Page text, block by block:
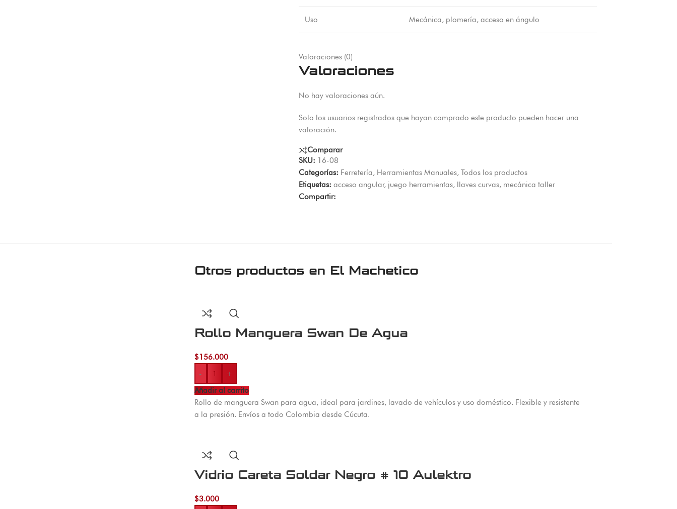
Uso Mecánica, plomería, acceso en ángulo
Valoraciones (0)
Valoraciones
No hay valoraciones aún.
Solo los usuarios registrados que hayan comprado este producto pueden hacer una
valoración.
Comparar
SKU: 16-08
Categorías: Ferretería, Herramientas Manuales, Todos los productos
Etiquetas: acceso angular, juego herramientas, llaves curvas, mecánica taller
Compartir:
Otros productos en El Machetico
Rollo Manguera Swan De Agua
$156.000
-
+
Añadir al carrito
Rollo de manguera Swan para agua, ideal para jardines, lavado de vehículos y uso doméstico. Flexible y resistente
a la presión. Envíos a todo Colombia desde Cúcuta.
Vidrio Careta Soldar Negro # 10 Aulektro
$3.000